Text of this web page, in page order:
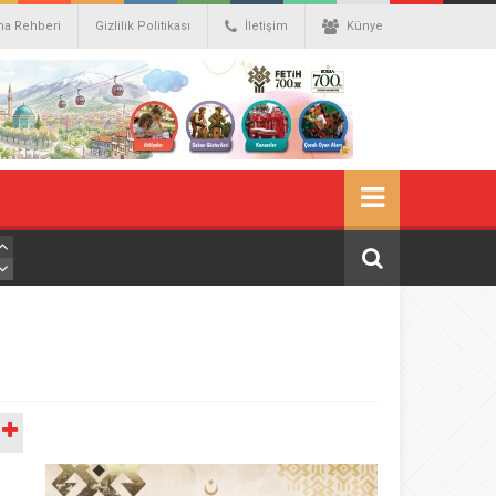
Rehberi Gizlilik Politikası İletişim Künye